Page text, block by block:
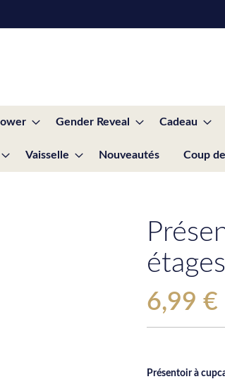
Gender Reveal Cadeau
Vaisselle Nouveautés Coup
6,99 €
Présentoir à